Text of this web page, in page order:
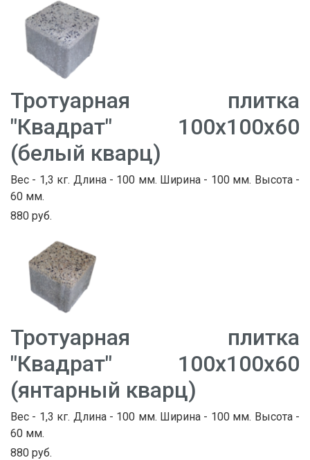
Тротуарная плитка
"Квадрат" 100х100х60
(белый кварц)
Вес - 1,3 кг. Длина - 100 мм. Ширина - 100 мм. Высота -
60 мм.
880 руб.
Тротуарная плитка
"Квадрат" 100х100х60
(янтарный кварц)
Вес - 1,3 кг. Длина - 100 мм. Ширина - 100 мм. Высота -
60 мм.
880 руб.